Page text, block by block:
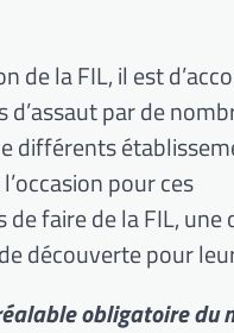
de la FIL, il est
d’assaut par de
différents
pour ces
faire de la FIL, une
découverte pour
obligatoire du